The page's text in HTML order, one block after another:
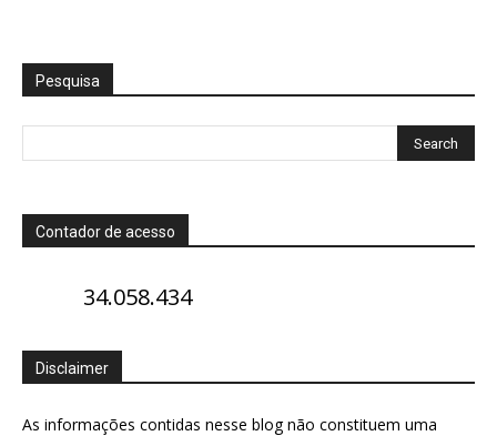
Pesquisa
Contador de acesso
34.058.434
Disclaimer
As informações contidas nesse blog não constituem uma